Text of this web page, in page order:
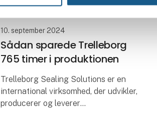
10. september 2024
Sådan sparede Trelleborg
765 timer i produktionen
Trelleborg Sealing Solutions er en
international virksomhed, der udvikler,
producerer og leverer